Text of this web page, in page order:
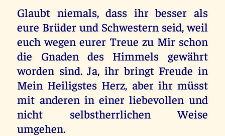
Glaubt niemals, dass ihr besser als
eure Brüder und Schwestern seid, weil
euch wegen eurer Treue zu Mir schon
die Gnaden des Himmels gewährt
worden sind. Ja, ihr bringt Freude in
Mein Heiligstes Herz, aber ihr müsst
mit anderen in einer liebevollen und
nicht selbstherrlichen Weise
umgehen.